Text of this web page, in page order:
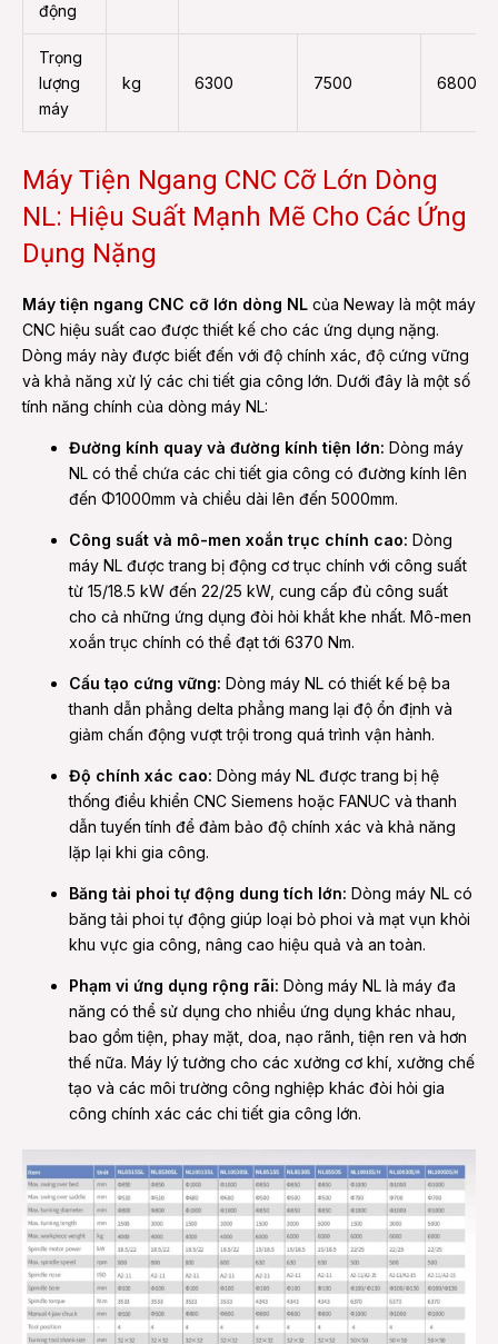
động
Trọng
lượng
máy
kg 6300 7500 6800
Máy Tiện Ngang CNC Cỡ Lớn Dòng
NL: Hiệu Suất Mạnh Mẽ Cho Các Ứng
Dụng Nặng
Máy tiện ngang CNC cỡ lớn dòng NL của Neway là một máy
CNC hiệu suất cao được thiết kế cho các ứng dụng nặng.
Dòng máy này được biết đến với độ chính xác, độ cứng vững
và khả năng xử lý các chi tiết gia công lớn. Dưới đây là một số
tính năng chính của dòng máy NL:
Đường kính quay và đường kính tiện lớn: Dòng máy
NL có thể chứa các chi tiết gia công có đường kính lên
đến Φ1000mm và chiều dài lên đến 5000mm.
Công suất và mô-men xoắn trục chính cao: Dòng
máy NL được trang bị động cơ trục chính với công suất
từ 15/18.5 kW đến 22/25 kW, cung cấp đủ công suất
cho cả những ứng dụng đòi hỏi khắt khe nhất. Mô-men
xoắn trục chính có thể đạt tới 6370 Nm.
Cấu tạo cứng vững: Dòng máy NL có thiết kế bệ ba
thanh dẫn phẳng delta phẳng mang lại độ ổn định và
giảm chấn động vượt trội trong quá trình vận hành.
Độ chính xác cao: Dòng máy NL được trang bị hệ
thống điều khiển CNC Siemens hoặc FANUC và thanh
dẫn tuyến tính để đảm bảo độ chính xác và khả năng
lặp lại khi gia công.
Băng tải phoi tự động dung tích lớn: Dòng máy NL có
băng tải phoi tự động giúp loại bỏ phoi và mạt vụn khỏi
khu vực gia công, nâng cao hiệu quả và an toàn.
Phạm vi ứng dụng rộng rãi: Dòng máy NL là máy đa
năng có thể sử dụng cho nhiều ứng dụng khác nhau,
bao gồm tiện, phay mặt, doa, nạo rãnh, tiện ren và hơn
thế nữa. Máy lý tưởng cho các xưởng cơ khí, xưởng chế
tạo và các môi trường công nghiệp khác đòi hỏi gia
công chính xác các chi tiết gia công lớn.